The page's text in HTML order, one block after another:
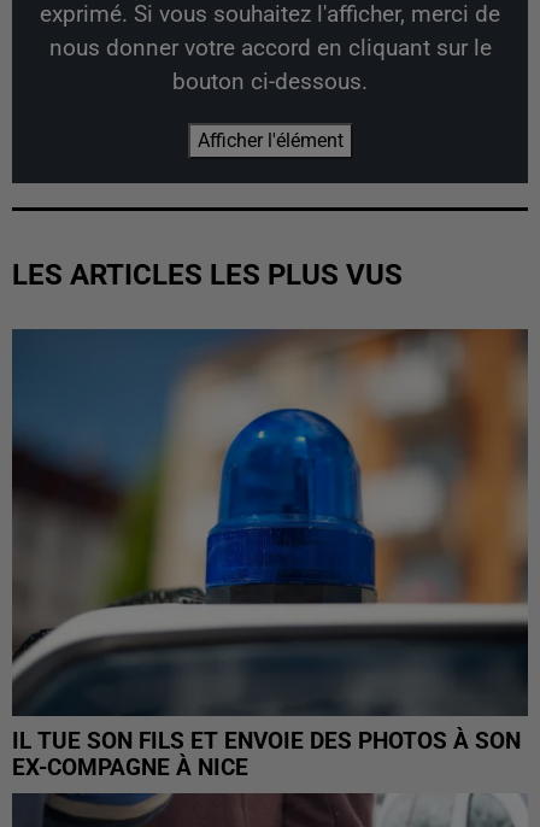
exprimé. Si vous souhaitez l'afficher, merci de
nous donner votre accord en cliquant sur le
bouton ci-dessous.
Afficher l'élément
LES ARTICLES LES PLUS VUS
IL TUE SON FILS ET ENVOIE DES PHOTOS À SON
EX-COMPAGNE À NICE